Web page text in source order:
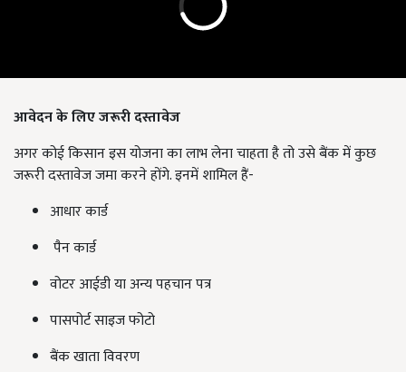
आवेदन के लिए जरूरी दस्तावेज
अगर कोई किसान इस योजना का लाभ लेना चाहता है तो उसे बैंक में कुछ
जरूरी दस्तावेज जमा करने होंगे. इनमें शामिल हैं-
आधार कार्ड
पैन कार्ड
वोटर आईडी या अन्य पहचान पत्र
पासपोर्ट साइज फोटो
बैंक खाता विवरण